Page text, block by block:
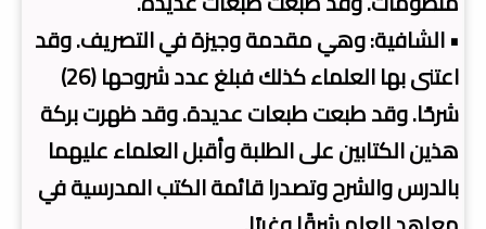
• الشافية: وهي مقدمة وجيزة في التصريف. وقد
اعتنى بها العلماء كذلك فبلغ عدد شروحها (26)
شرحًا. وقد طبعت طبعات عديدة. وقد ظهرت بركة
هذين الكتابين على الطلبة وأقبل العلماء عليهما
بالدرس والشرح وتصدرا قائمة الكتب المدرسية في